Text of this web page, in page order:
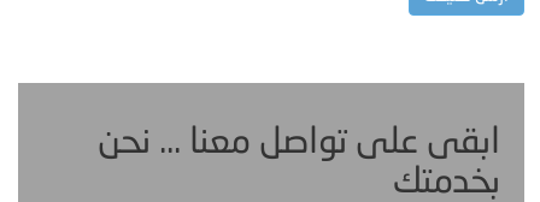
ابقى على تواصل معنا ... نحن
بخدمتك